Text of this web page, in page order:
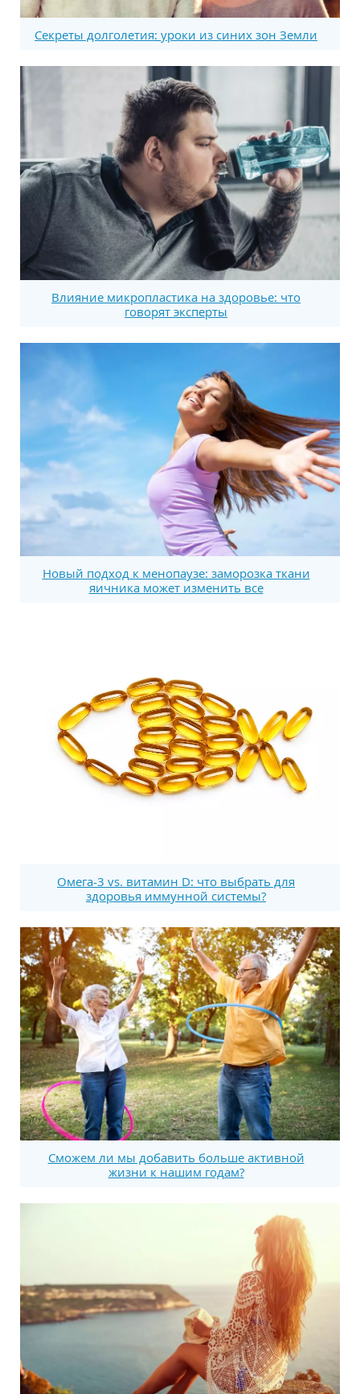
Секреты долголетия: уроки из синих зон Земли
Влияние микропластика на здоровье: что
говорят эксперты
Новый подход к менопаузе: заморозка ткани
яичника может изменить все
Омега-3 vs. витамин D: что выбрать для
здоровья иммунной системы?
Сможем ли мы добавить больше активной
жизни к нашим годам?